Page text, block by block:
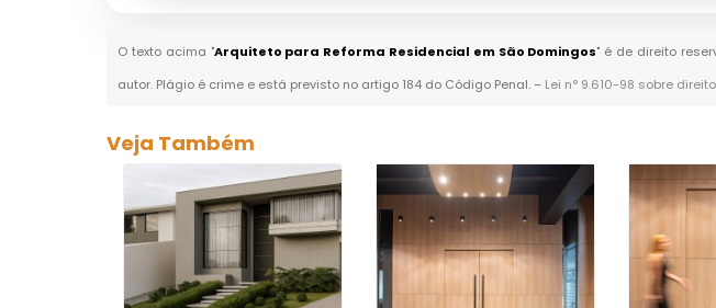
O texto acima "Arquiteto para Reforma Residencial em São Domingos" é de direito
autor. Plágio é crime e está previsto no artigo 184 do Código Penal. – Lei n° 9.610-98 sobre
Veja Também